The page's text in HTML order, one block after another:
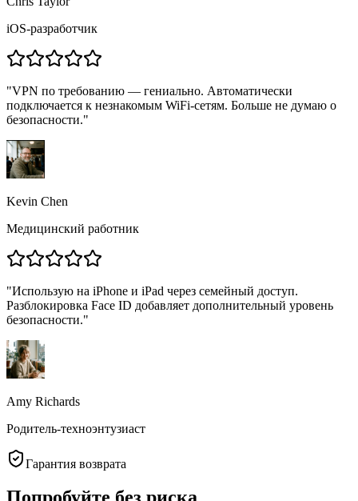
iOS-разработчик
"VPN по требованию — гениально. Автоматически
подключается к незнакомым WiFi-сетям. Больше не думаю о
безопасности."
Kevin Chen
Медицинский работник
"Использую на iPhone и iPad через семейный доступ.
Разблокировка Face ID добавляет дополнительный уровень
безопасности."
Amy Richards
Родитель-техноэнтузиаст
Гарантия возврата